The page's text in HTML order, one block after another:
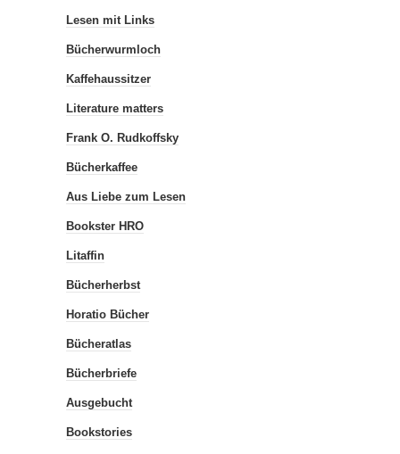
Lesen mit Links
Bücherwurmloch
Kaffehaussitzer
Literature matters
Frank O. Rudkoffsky
Bücherkaffee
Aus Liebe zum Lesen
Bookster HRO
Litaffin
Bücherherbst
Horatio Bücher
Bücheratlas
Bücherbriefe
Ausgebucht
Bookstories